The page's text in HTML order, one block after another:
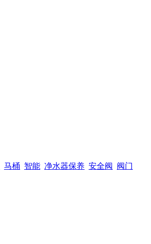
马桶 智能 净水器保养 安全阀 阀门